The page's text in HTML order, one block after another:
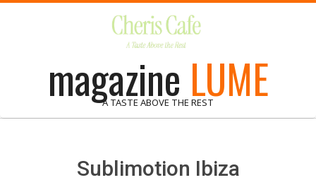
magazine LUME
A TASTE ABOVE THE REST
Sublimotion Ibiza